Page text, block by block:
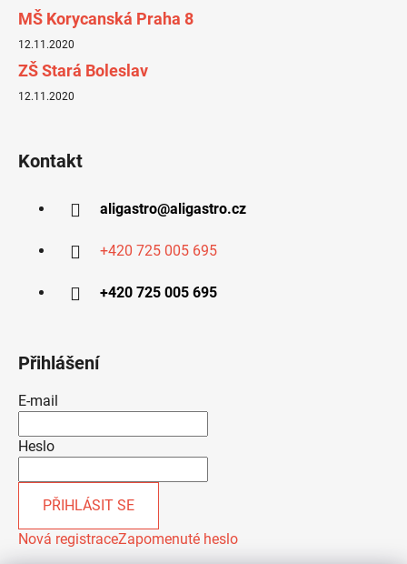
MŠ Korycanská Praha 8
12.11.2020
ZŠ Stará Boleslav
12.11.2020
Kontakt
aligastro@aligastro.cz
+420 725 005 695
+420 725 005 695
Přihlášení
E-mail
Heslo
PŘIHLÁSIT SE
Nová registraceZapomenuté heslo